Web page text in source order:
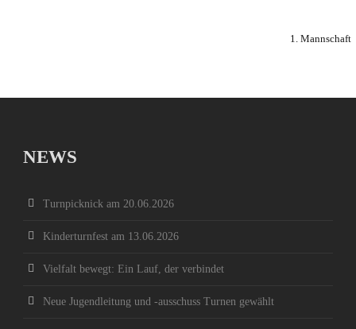
1. Mannschaft
NEWS
Turnpicknick am 20.06.2026
Kinderturnfest am 13.06.2026
Vielfalt bewegt: Ein Lauf, der verbindet
Neue Jugendleitung und -ausschuss Turnen gewählt